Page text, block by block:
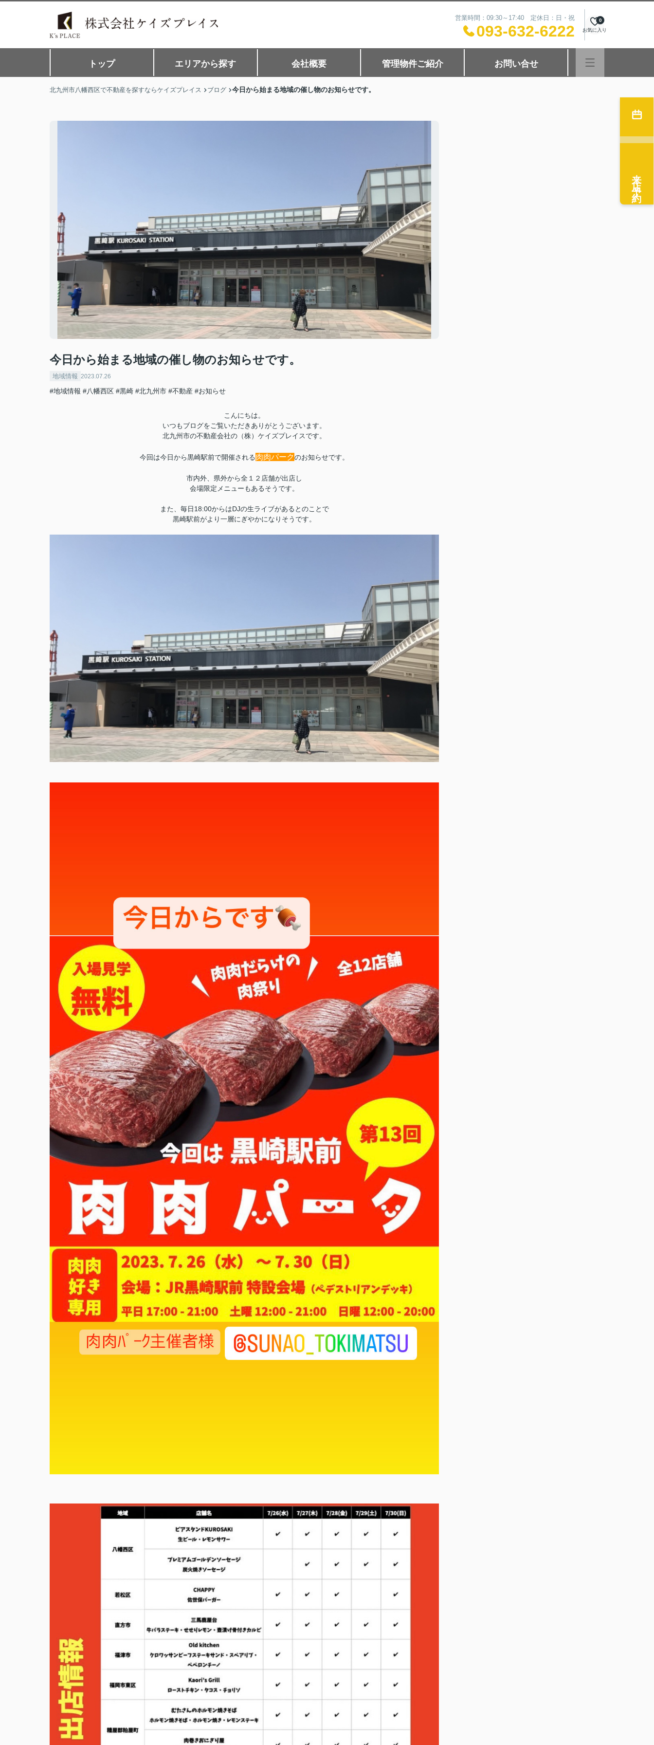
営業時間：09:30～17:40 定休日：日・祝
093-632-6222 お気に入り
0
トップ エリアから探す 会社概要 管理物件ご紹介 お問い合せ
北九州市八幡西区で不動産を探すならケイズプレイス ブログ 今日から始まる地域の催し物のお知らせです。
今日から始まる地域の催し物のお知らせです。
地域情報 2023.07.26
#地域情報 #八幡西区 #黒崎 #北九州市 #不動産 #お知らせ
こんにちは。
いつもブログをご覧いただきありがとうございます。
北九州市の不動産会社の（株）ケイズプレイスです。
今回は今日から黒崎駅前で開催される肉肉パークのお知らせです。
市内外、県外から全１２店舗が出店し
会場限定メニューもあるそうです。
また、毎日18:00からはDJの生ライブがあるとのことで
黒崎駅前がより一層にぎやかになりそうです。
来店予約